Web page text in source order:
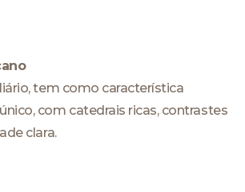
tem como característica
com catedrais ricas, contrastes
clara.